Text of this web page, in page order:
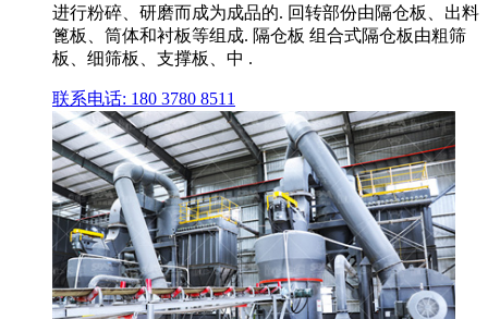
进行粉碎、研磨而成为成品的. 回转部份由隔仓板、出料
篦板、筒体和衬板等组成. 隔仓板 组合式隔仓板由粗筛
板、细筛板、支撑板、中 .
联系电话: 180 3780 8511